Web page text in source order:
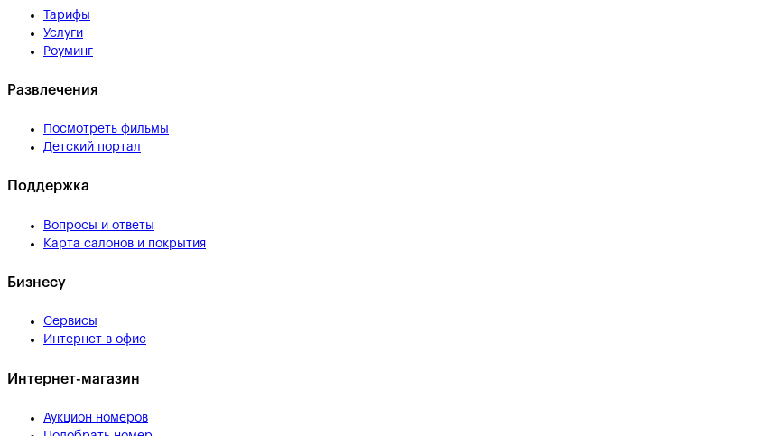
Тарифы
Услуги
Роуминг
Развлечения
Посмотреть фильмы
Детский портал
Поддержка
Вопросы и ответы
Карта салонов и покрытия
Бизнесу
Сервисы
Интернет в офис
Интернет-магазин
Аукцион номеров